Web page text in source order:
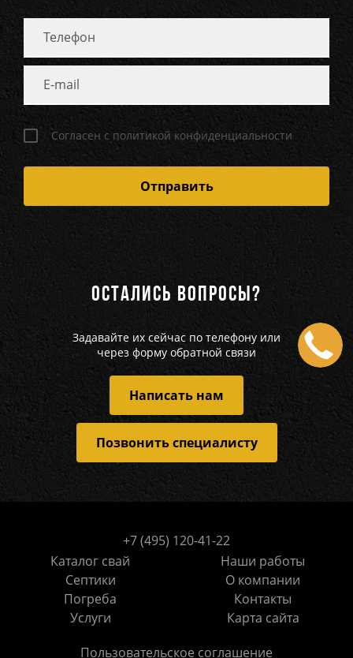
Согласен с политикой конфиденциальности
ОСТАЛИСЬ ВОПРОСЫ?
Задавайте их сейчас по телефону или
через форму обратной связи
Написать нам
Позвонить специалисту
Пользовательское соглашение
+7 (495) 120-41-22
Каталог свай
Септики
Погреба
Услуги
Наши работы
О компании
Контакты
Карта сайта